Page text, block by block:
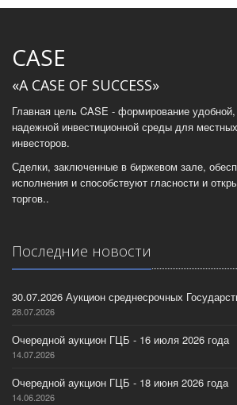
CASE
«A CASE OF SUCCESS»
Главная цель CASE - формирование удобной,
надежной инвестиционной среды для
инвесторов.
Сделки, заключенные в биржевом зале,
исполнения и способствуют гласности и
торгов..
Последние новости
30.07.2026 Аукцион среднесрочных
28.07.2026
Очередной аукцион ГЦБ - 16 июля 2026 года
14.07.2026
Очередной аукцион ГЦБ - 18 июня 2026 года
14.06.2026